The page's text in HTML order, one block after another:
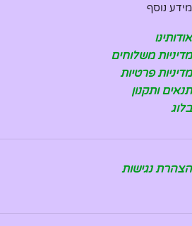
מידע נוסף
אודותינו
מדיניות משלוחים
מדיניות פרטיות
תנאים ותקנון
בלוג
הצהרת נגישות